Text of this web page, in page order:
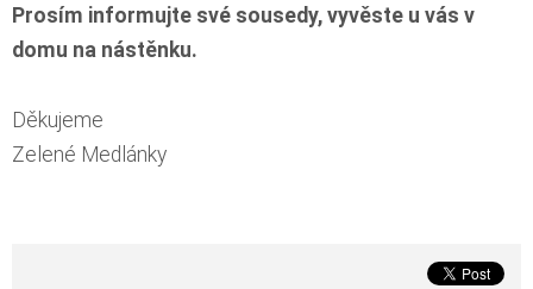
Prosím informujte své sousedy, vyvěste u vás v
domu na nástěnku.
Děkujeme
Zelené Medlánky